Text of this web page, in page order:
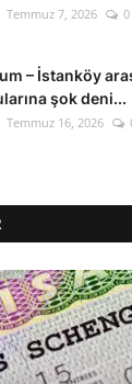
Temmuz 7, 2026 0
– İstanköy
şok deni...
Temmuz 16, 2026